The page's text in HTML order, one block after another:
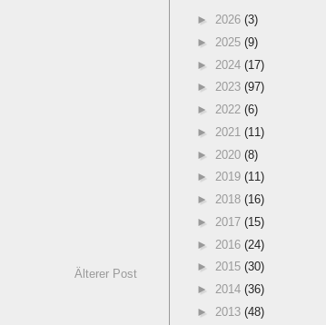
Älterer Post
► 2026 (3)
► 2025 (9)
► 2024 (17)
► 2023 (97)
► 2022 (6)
► 2021 (11)
► 2020 (8)
► 2019 (11)
► 2018 (16)
► 2017 (15)
► 2016 (24)
► 2015 (30)
► 2014 (36)
► 2013 (48)